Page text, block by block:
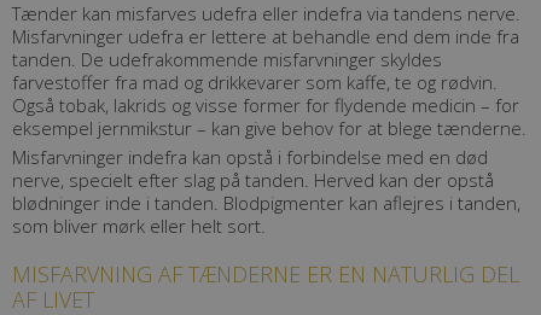
Tænder kan misfarves udefra eller indefra via tandens nerve.
Misfarvninger udefra er lettere at behandle end dem inde fra
tanden. De udefrakommende misfarvninger skyldes
farvestoffer fra mad og drikkevarer som kaffe, te og rødvin.
Også tobak, lakrids og visse former for flydende medicin – for
eksempel jernmikstur – kan give behov for at blege tænderne.
Misfarvninger indefra kan opstå i forbindelse med en død
nerve, specielt efter slag på tanden. Herved kan der opstå
blødninger inde i tanden. Blodpigmenter kan aflejres i tanden,
som bliver mørk eller helt sort.
MISFARVNING AF TÆNDERNE ER EN NATURLIG DEL
AF LIVET